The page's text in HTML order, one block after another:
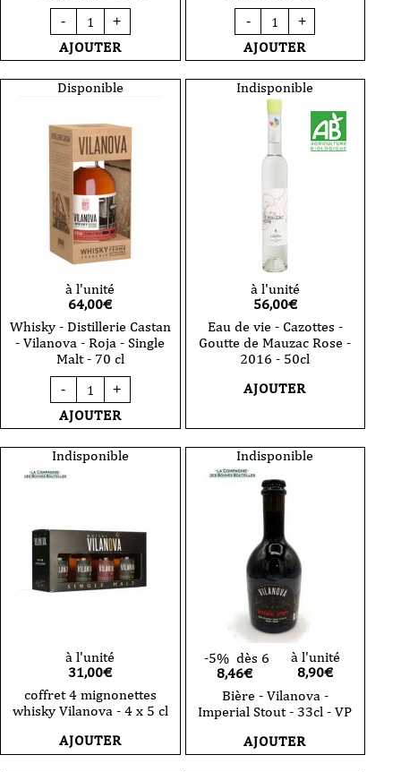
-
quantité
de
Whisky
-
Castan
-
-
Berbie
-
Single
Malt
-
35
cl
+
AJOUTER
-
quantité
de
Whisky
-
Castan
Vilanova
Terrocita
-
Malt
-
70
cl
+
AJOUTER
Disponible
à l'unité
64,00€
Whisky - Distillerie Castan
- Vilanova - Roja - Single
Malt - 70 cl
-
quantité
de
Whisky
-
Castan
-
Single
Malt
-
70
cl
+
AJOUTER
Indisponible
à l'unité
56,00€
Eau de vie - Cazottes -
Goutte de Mauzac Rose -
2016 - 50cl
AJOUTER
Indisponible
à l'unité
31,00€
coffret 4 mignonettes
whisky Vilanova - 4 x 5 cl
AJOUTER
Indisponible
-5% dès 6
8,46€
à l'unité
8,90€
Bière - Vilanova -
Imperial Stout - 33cl - VP
AJOUTER